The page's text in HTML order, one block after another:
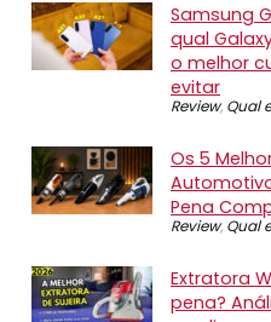
Samsung
qual
o melhor
evitar
Review, Qual
Os 5
Pena
Review, Qual
Extratora
pena?